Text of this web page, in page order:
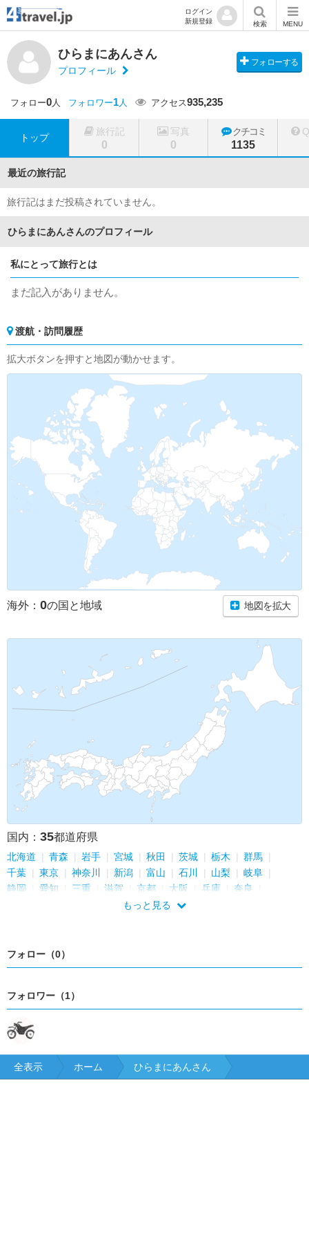
ログイン
新規登録
検索 MENU
ひらまにあんさん
プロフィール
フォローする
フォロー0人 フォロワー1人 アクセス935,235
トップ
旅行記
0
写真
0
クチコミ
1135
最近の旅行記
旅行記はまだ投稿されていません。
ひらまにあんさんのプロフィール
私にとって旅行とは
まだ記入がありません。
渡航・訪問履歴
拡大ボタンを押すと地図が動かせます。
海外： 0の国と地域 地図を拡大
国内： 35都道府県
北海道 青森 岩手 宮城 秋田 茨城 栃木
群馬
千葉
東京 神奈川 新潟 富山 石川 山梨
岐阜
静岡
愛知 三重 滋賀 京都 大阪 兵庫
奈良
福岡 佐賀 長崎
もっと見る
フォロー（0）
フォロワー（1）
全表示 ホーム ひらまにあんさん